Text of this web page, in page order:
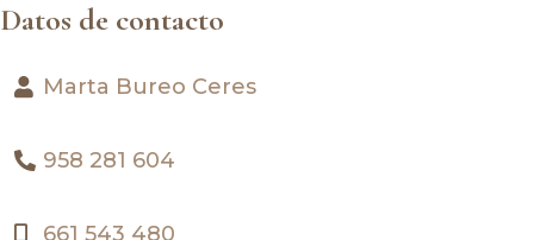
Datos de contacto
Marta Bureo Ceres
958 281 604
661 543 480